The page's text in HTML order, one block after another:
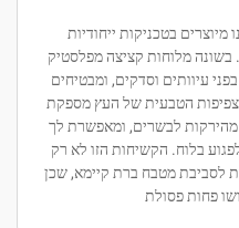
בטכניקות ייחודיות
מלוחות קציצה מפלסטיק
עיוותים וסדקים, ומבטיחים
הטבעית של העץ מספקת
לבשרים, ומאפשרת לך
בלוח. הקשיחות הזו לא רק
לסביבת מטבח ברת קיימא, שכן
פחות פסולת